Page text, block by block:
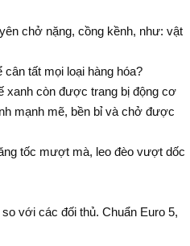
chở nặng, cồng kềnh, như: vật
tất mọi loại hàng hóa?
xanh còn được trang bị động cơ
mạnh mẽ, bền bỉ và chở được
tốc mượt mà, leo đèo vượt dốc
với các đối thủ. Chuẩn Euro 5,